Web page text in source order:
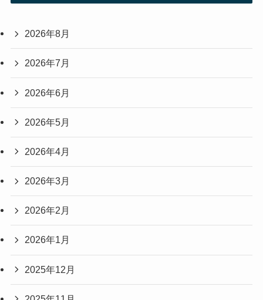
2026年8月
2026年7月
2026年6月
2026年5月
2026年4月
2026年3月
2026年2月
2026年1月
2025年12月